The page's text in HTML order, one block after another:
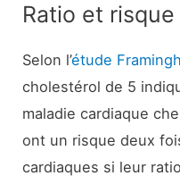
Ratio et
Selon l’étude
cholestérol de 5
maladie cardiaque
ont un risque deux
cardiaques si leur